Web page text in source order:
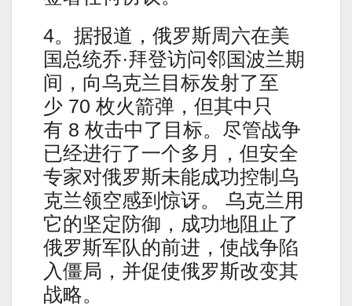
4。据报道，俄罗斯周六在美
国总统乔·拜登访问邻国波兰期
间，向乌克兰目标发射了至
少 70 枚火箭弹，但其中只
有 8 枚击中了目标。尽管战争
已经进行了一个多月，但安全
专家对俄罗斯未能成功控制乌
克兰领空感到惊讶。 乌克兰用
它的坚定防御，成功地阻止了
俄罗斯军队的前进，使战争陷
入僵局，并促使俄罗斯改变其
战略。